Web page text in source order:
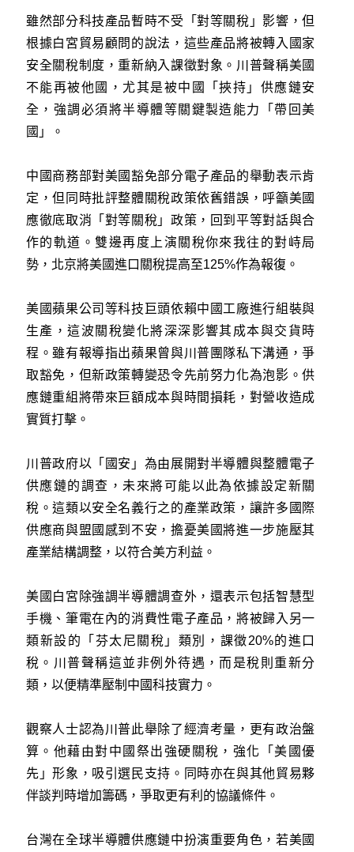
雖然部分科技產品暫時不受「對等關稅」影響，但
根據白宮貿易顧問的說法，這些產品將被轉入國家
安全關稅制度，重新納入課徵對象。川普聲稱美國
不能再被他國，尤其是被中國「挾持」供應鏈安
全，強調必須將半導體等關鍵製造能力「帶回美
國」。
中國商務部對美國豁免部分電子產品的舉動表示肯
定，但同時批評整體關稅政策依舊錯誤，呼籲美國
應徹底取消「對等關稅」政策，回到平等對話與合
作的軌道。雙邊再度上演關稅你來我往的對峙局
勢，北京將美國進口關稅提高至125%作為報復。
美國蘋果公司等科技巨頭依賴中國工廠進行組裝與
生產，這波關稅變化將深深影響其成本與交貨時
程。雖有報導指出蘋果曾與川普團隊私下溝通，爭
取豁免，但新政策轉變恐令先前努力化為泡影。供
應鏈重組將帶來巨額成本與時間損耗，對營收造成
實質打擊。
川普政府以「國安」為由展開對半導體與整體電子
供應鏈的調查，未來將可能以此為依據設定新關
稅。這類以安全名義行之的產業政策，讓許多國際
供應商與盟國感到不安，擔憂美國將進一步施壓其
產業結構調整，以符合美方利益。
美國白宮除強調半導體調查外，還表示包括智慧型
手機、筆電在內的消費性電子產品，將被歸入另一
類新設的「芬太尼關稅」類別，課徵20%的進口
稅。川普聲稱這並非例外待遇，而是稅則重新分
類，以便精準壓制中國科技實力。
觀察人士認為川普此舉除了經濟考量，更有政治盤
算。他藉由對中國祭出強硬關稅，強化「美國優
先」形象，吸引選民支持。同時亦在與其他貿易夥
伴談判時增加籌碼，爭取更有利的協議條件。
台灣在全球半導體供應鏈中扮演重要角色，若美國